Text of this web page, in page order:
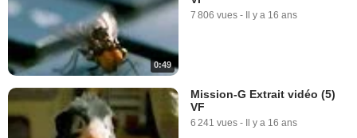
0:49
7 806 vues - Il y a 16 ans
Mission-G Extrait vidéo (5)
VF
6 241 vues - Il y a 16 ans